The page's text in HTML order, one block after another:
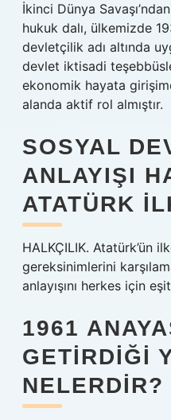
İkinci Dünya
hukuk dalı, ülkemizde
devletçilik adı altında
devlet iktisadi
ekonomik hayata
alanda aktif rol almıştır.
SOSYAL
ANLAYIŞI
ATATÜRK
HALKÇILIK. Atatürk’ün
gereksinimlerini
anlayışını herkes için
1961
GETIRDIĞI
NELERDIR?